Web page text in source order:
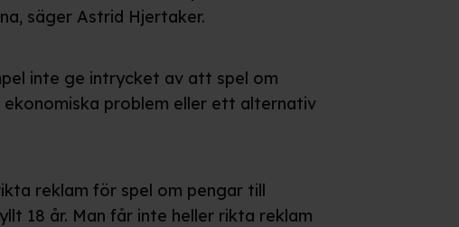
säger Astrid Hjertaker.
inte ge intrycket av att spel om
ekonomiska problem eller ett alternativ
reklam för spel om pengar till
18 år. Man får inte heller rikta reklam